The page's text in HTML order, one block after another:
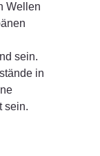
Wellen
sein.
in
sein.